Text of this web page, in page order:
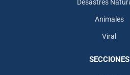
Desastres
Animales
Viral
SECCIONES